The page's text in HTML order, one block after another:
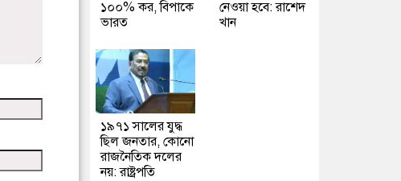
১০০% কর, বিপাকে
ভারত
নেওয়া হবে: রাশেদ
খান
১৯৭১ সালের যুদ্ধ
ছিল জনতার, কোনো
রাজনৈতিক দলের
নয়: রাষ্ট্রপতি